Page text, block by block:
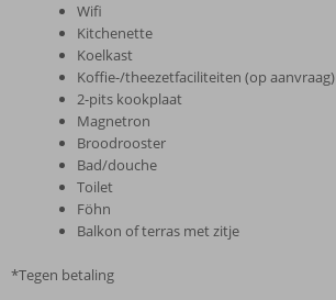
Wifi
Kitchenette
Koelkast
Koffie-/theezetfaciliteiten (op aanvraag)
2-pits kookplaat
Magnetron
Broodrooster
Bad/douche
Toilet
Föhn
Balkon of terras met zitje
*Tegen betaling